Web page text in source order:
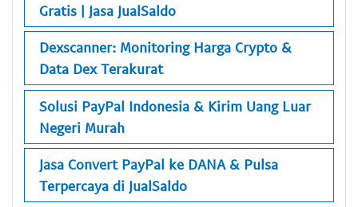
Gratis | Jasa JualSaldo
Dexscanner: Monitoring Harga Crypto &
Data Dex Terakurat
Solusi PayPal Indonesia & Kirim Uang Luar
Negeri Murah
Jasa Convert PayPal ke DANA & Pulsa
Terpercaya di JualSaldo